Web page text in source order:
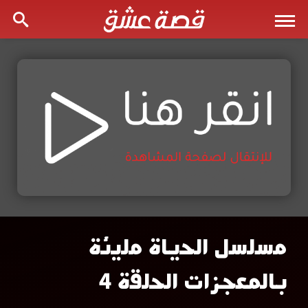
مسلسل
الحياة
مسلسل الحياة مليئة
بالمعجزات الحلقة 4